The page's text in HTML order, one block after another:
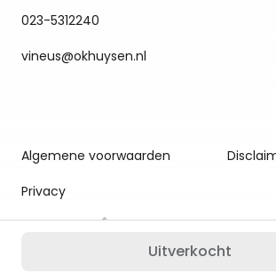
Uitverkocht
023-5312240
vineus@okhuysen.nl
Algemene voorwaarden
Privacy